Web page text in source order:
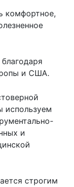
комфортное,
и США.
используем
и
строгим